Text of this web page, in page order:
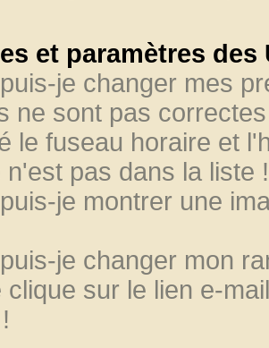
et paramètres
je changer mes
ne sont pas
le fuseau horaire et
n'est pas dans la liste !
je montrer une
je changer mon
clique sur le lien e-